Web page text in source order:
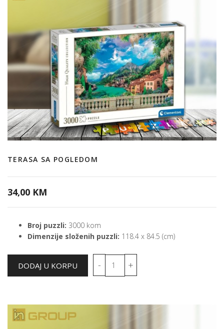
TERASA SA POGLEDOM
34,00 KM
Broj puzzli: 3000 kom
Dimenzije složenih puzzli: 118.4 x 84.5 (cm)